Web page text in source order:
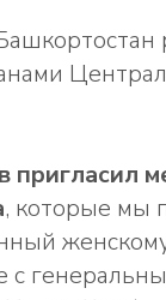
пригласил
, которые мы
с